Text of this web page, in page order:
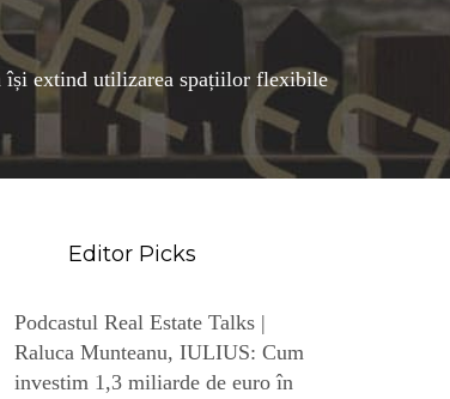
își extind utilizarea spațiilor flexibile
Editor Picks
Podcastul Real Estate Talks |
Raluca Munteanu, IULIUS: Cum
investim 1,3 miliarde de euro în